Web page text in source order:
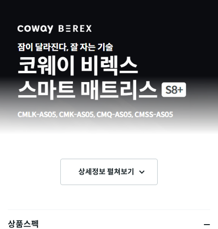
상세정보 펼쳐보기
상품스펙